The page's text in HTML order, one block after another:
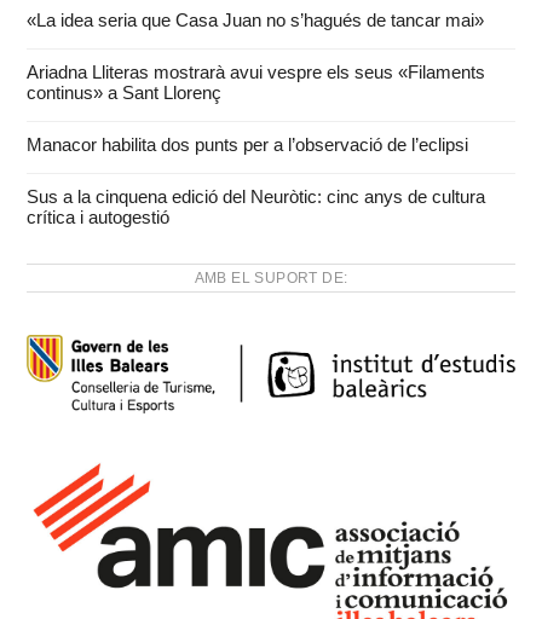
«La idea seria que Casa Juan no s’hagués de tancar mai»
Ariadna Lliteras mostrarà avui vespre els seus «Filaments
continus» a Sant Llorenç
Manacor habilita dos punts per a l’observació de l’eclipsi
Sus a la cinquena edició del Neuròtic: cinc anys de cultura
crítica i autogestió
AMB EL SUPORT DE: